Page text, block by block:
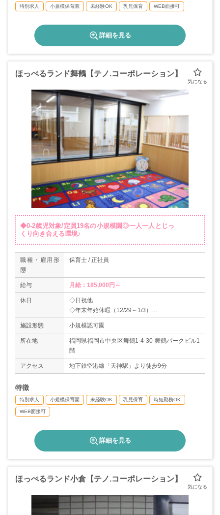
特別求人 小規模保育園 未経験OK 乳児保育 WEB面接可
詳細を見る
ほっぺるランド舞鶴【テノ.コーポレーション】
◆0-2歳児対象/定員19名の小規模園◎一人一人とじっ
くり向き合える環境♪
職種・雇用形
態
保育士 / 正社員
給与 月給：185,000円～
休日
◇日祝他
◇年末年始休暇（12/29～1/3）
◇有給休暇
◇育児休業取得実績あり
＊年間休日114日+夏季休暇3日（年度により変動
あり）
施設形態 小規模認可園
所在地
福岡県福岡市中央区舞鶴1-4-30 舞鶴パークビル1
階
アクセス 地下鉄空港線「天神駅」より徒歩9分
特徴
特別求人 小規模保育園 未経験OK 乳児保育 時短勤務OK
WEB面接可
詳細を見る
ほっぺるランド小倉【テノ.コーポレーション】